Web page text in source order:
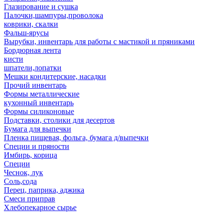
Глазирование и сушка
Палочки,шампуры,проволока
коврики, скалки
Фальш-ярусы
Вырубки, инвентарь для работы с мастикой и пряниками
Бордюрная лента
кисти
шпатели,лопатки
Мешки кондитерские, насадки
Прочий инвентарь
Формы металлические
кухонный инвентарь
Формы силиконовые
Подставки, столики для десертов
Бумага для выпечки
Пленка пищевая, фольга, бумага д/выпечки
Специи и пряности
Имбирь, корица
Специи
Чеснок, лук
Соль,сода
Перец, паприка, аджика
Смеси приправ
Хлебопекарное сырье